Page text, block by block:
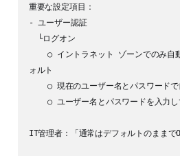
重要な設定項目：
- ユーザー認証
    ○ イントラネット ゾーンでのみ自動的にログオンする ← デフ
ォルト
    ○ 現在のユーザー名とパスワードで自動的にログオンする
    ○ ユーザー名とパスワードを入力してログオンする
IT管理者：「通常はデフォルトのままで